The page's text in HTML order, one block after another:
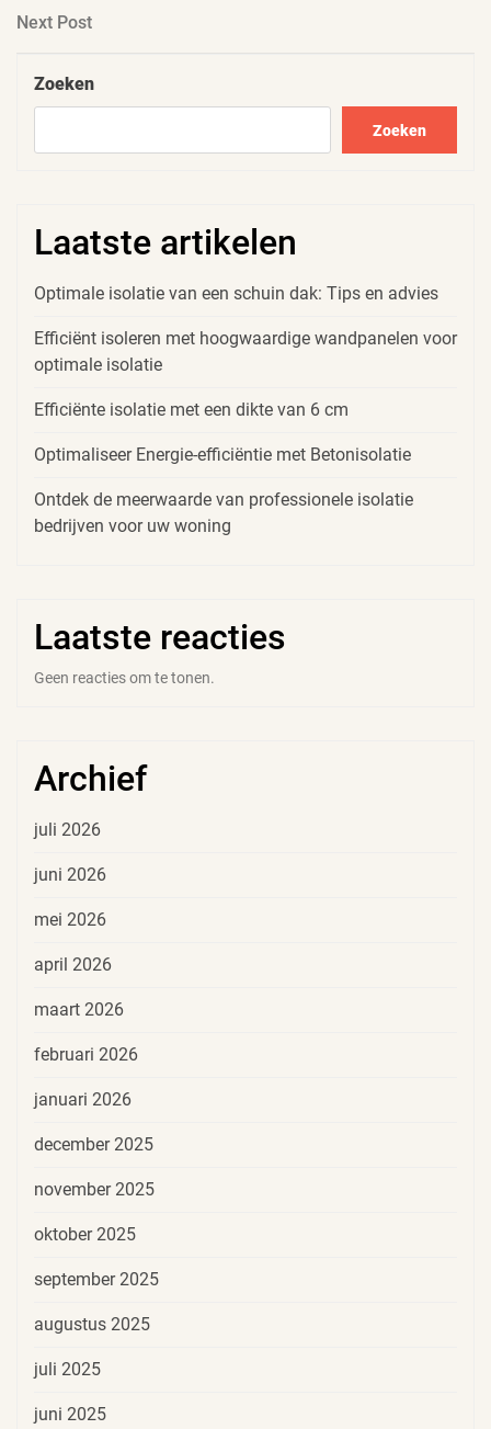
Next
Next Post
Zoeken
Zoeken
Laatste artikelen
Optimale isolatie van een schuin dak: Tips en advies
Efficiënt isoleren met hoogwaardige wandpanelen voor
optimale isolatie
Efficiënte isolatie met een dikte van 6 cm
Optimaliseer Energie-efficiëntie met Betonisolatie
Ontdek de meerwaarde van professionele isolatie
bedrijven voor uw woning
Laatste reacties
Geen reacties om te tonen.
Archief
juli 2026
juni 2026
mei 2026
april 2026
maart 2026
februari 2026
januari 2026
december 2025
november 2025
oktober 2025
september 2025
augustus 2025
juli 2025
juni 2025